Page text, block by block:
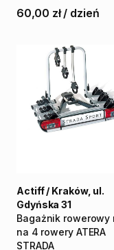
60,00 zł / dzień
Bagażnik rowerowy
na 4 rowery ATERA
STRADA
Actiff / Kraków, ul.
Gdyńska 31